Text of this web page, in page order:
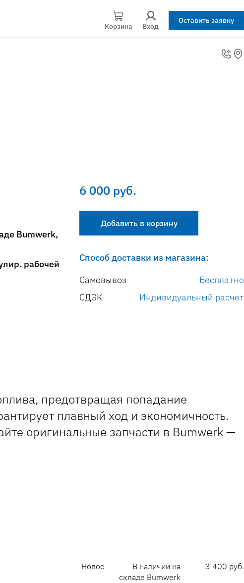
Корзина Вход
Оставить заявку
Bumwerk,
рабочей
предотвращая попадание
плавный ход и экономичность.
оригинальные запчасти в Bumwerk —
6 000 руб.
Добавить в корзину
Способ доставки из магазина:
Самовывоз
Бесплатно
СДЭК
Индивидуальный расчет
Новое
В наличии на
складе Bumwerk
3 400 руб.